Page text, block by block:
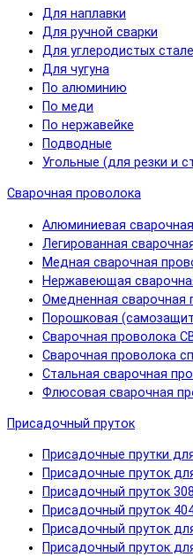
Для наплавки
Для ручной сварки
Для углеродистых
Для чугуна
По алюминию
По меди
По нержавейке
Подводные
Угольные (для резки и
Сварочная проволока
Алюминиевая
Легированная
Медная сварочная
Нержавеющая
Омедненная сварочная
Порошковая
Сварочная проволока
Сварочная проволока
Стальная сварочная
Флюсовая сварочная
Присадочный пруток
Присадочные прутки
Присадочные пруток
Присадочный пруток
Присадочный пруток
Присадочный пруток
Присадочный пруток